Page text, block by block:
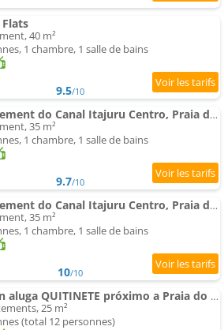
Flats
40 m²
1 chambre, 1 salle de bains
9.5/10
Appartement do Canal Itajuru Centro, Praia do Forte Apt 100
35 m²
1 chambre, 1 salle de bains
9.7/10
Appartement do Canal Itajuru Centro, Praia do Forte Apt 102
35 m²
1 chambre, 1 salle de bains
10/10
Joneson aluga QUITINETE próximo a Praia do Forte até 4 pessoas
25 m²
(total 12 personnes)